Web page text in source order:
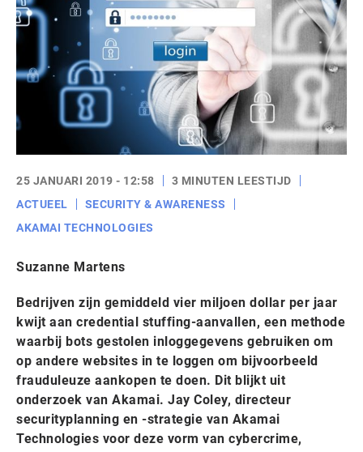
25 JANUARI 2019 - 12:58
3 MINUTEN LEESTIJD
ACTUEEL
SECURITY & AWARENESS
AKAMAI TECHNOLOGIES
Suzanne Martens
Bedrijven zijn gemiddeld vier miljoen dollar per jaar
kwijt aan credential stuffing-aanvallen, een methode
waarbij bots gestolen inloggegevens gebruiken om
op andere websites in te loggen om bijvoorbeeld
frauduleuze aankopen te doen. Dit blijkt uit
onderzoek van Akamai. Jay Coley, directeur
securityplanning en -strategie van Akamai
Technologies voor deze vorm van cybercrime,